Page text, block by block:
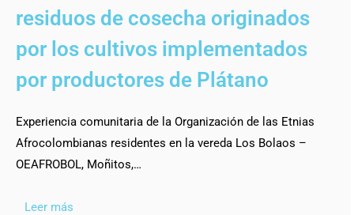
residuos de cosecha originados
por los cultivos implementados
por productores de Plátano
Experiencia comunitaria de la Organización de las Etnias
Afrocolombianas residentes en la vereda Los Bolaos –
OEAFROBOL, Moñitos,…
Leer más